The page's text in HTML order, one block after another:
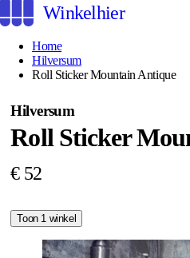
Winkelhier
Home
Hilversum
Roll Sticker Mountain Antique
Hilversum
Roll Sticker
€ 52
Toon 1 winkel